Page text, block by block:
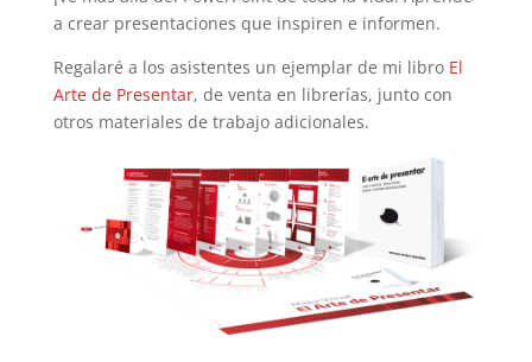
a crear presentaciones que inspiren e informen.
Regalaré a los asistentes un ejemplar de mi libro El
Arte de Presentar, de venta en librerías, junto con
otros materiales de trabajo adicionales.